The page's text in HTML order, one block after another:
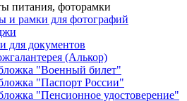
питания, фоторамки
и рамки для фотографий
для документов
(Алькор)
"Военный билет"
"Паспорт России"
"Пенсионное удостоверение"